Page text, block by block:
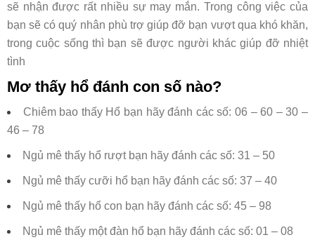
sẽ nhận được rất nhiều sự may mắn. Trong công việc của
bạn sẽ có quý nhân phù trợ giúp đỡ bạn vượt qua khó khăn,
trong cuộc sống thì bạn sẽ được người khác giúp đỡ nhiệt
tình
Mơ thấy hổ đánh con số nào?
Chiêm bao thấy Hổ bạn hãy đánh các số: 06 – 60 – 30 –
46 – 78
Ngủ mê thấy hổ rượt bạn hãy đánh các số: 31 – 50
Ngủ mê thấy cưỡi hổ bạn hãy đánh các số: 37 – 40
Ngủ mê thấy hổ con bạn hãy đánh các số: 45 – 98
Ngủ mê thấy một đàn hổ bạn hãy đánh các số: 01 – 08